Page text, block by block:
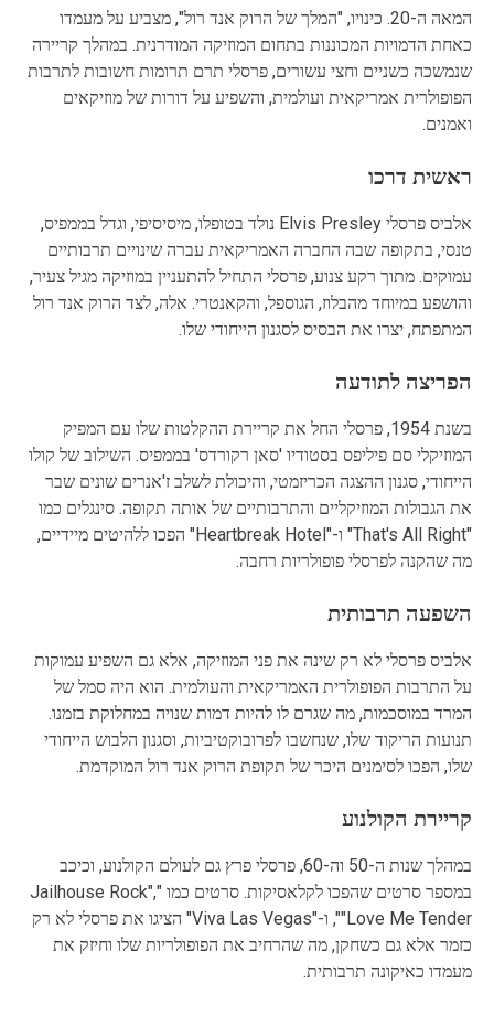
המאה ה-20. כינויו, "המלך של הרוק אנד רול", מצביע על מעמדו
כאחת הדמויות המכוננות בתחום המוזיקה המודרנית. במהלך קריירה
שנמשכה כשניים וחצי עשורים, פרסלי תרם תרומות חשובות לתרבות
הפופולרית אמריקאית ועולמית, והשפיע על דורות של מוזיקאים
ואמנים.
ראשית דרכו
אלביס פרסלי Elvis Presley נולד בטופלו, מיסיסיפי, וגדל בממפיס,
טנסי, בתקופה שבה החברה האמריקאית עברה שינויים תרבותיים
עמוקים. מתוך רקע צנוע, פרסלי התחיל להתעניין במוזיקה מגיל צעיר,
והושפע במיוחד מהבלוז, הגוספל, והקאנטרי. אלה, לצד הרוק אנד רול
המתפתח, יצרו את הבסיס לסגנון הייחודי שלו.
הפריצה לתודעה
בשנת 1954, פרסלי החל את קריירת ההקלטות שלו עם המפיק
המוזיקלי סם פיליפס בסטודיו 'סאן רקורדס' בממפיס. השילוב של קולו
הייחודי, סגנון ההצגה הכריזמטי, והיכולת לשלב ז'אנרים שונים שבר
את הגבולות המוזיקליים והתרבותיים של אותה תקופה. סינגלים כמו
"That's All Right" ו-"Heartbreak Hotel" הפכו ללהיטים מיידיים,
מה שהקנה לפרסלי פופולריות רחבה.
השפעה תרבותית
אלביס פרסלי לא רק שינה את פני המוזיקה, אלא גם השפיע עמוקות
על התרבות הפופולרית האמריקאית והעולמית. הוא היה סמל של
המרד במוסכמות, מה שגרם לו להיות דמות שנויה במחלוקת בזמנו.
תנועות הריקוד שלו, שנחשבו לפרובוקטיביות, וסגנון הלבוש הייחודי
שלו, הפכו לסימנים היכר של תקופת הרוק אנד רול המוקדמת.
קריירת הקולנוע
במהלך שנות ה-50 וה-60, פרסלי פרץ גם לעולם הקולנוע, וכיכב
במספר סרטים שהפכו לקלאסיקות. סרטים כמו "Jailhouse Rock",
"Love Me Tender", ו-"Viva Las Vegas" הציגו את פרסלי לא רק
כזמר אלא גם כשחקן, מה שהרחיב את הפופולריות שלו וחיזק את
מעמדו כאיקונה תרבותית.